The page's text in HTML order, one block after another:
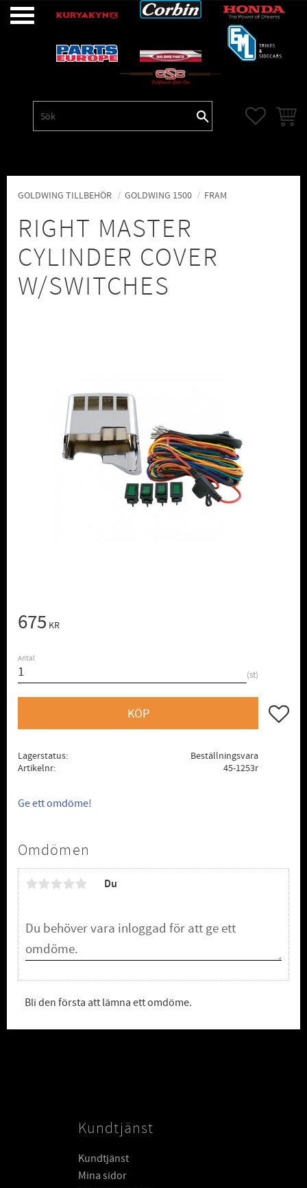
GOLDWING TILLBEHÖR GOLDWING 1500 FRAM
RIGHT MASTER
CYLINDER COVER
W/SWITCHES
675 KR
Antal
st
KÖP Lägg
Lagerstatus
Beställningsvara
Artikelnr
45-1253r
Ge ett omdöme!
Omdömen
Du
Bli den första att lämna ett omdöme.
Kundtjänst
Kundtjänst
Mina sidor